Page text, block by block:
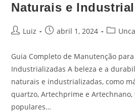
Naturais e
Luiz abril 1, 2024
Guia Completo de Manutenção
Industrializadas A beleza e a
naturais e industrializadas, como
quartzo, Artechprime e Artechnano,
populares…